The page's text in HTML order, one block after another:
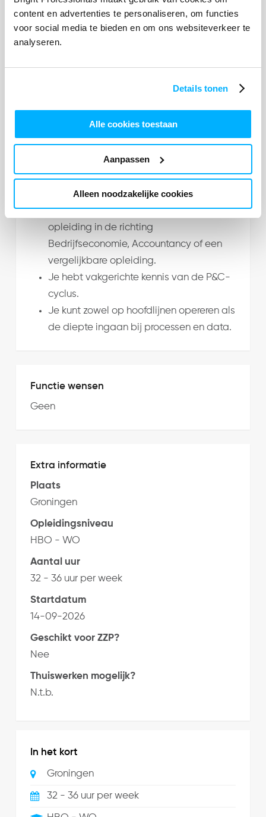
content en advertenties te personaliseren, om functies
voor social media te bieden en om ons websiteverkeer te
analyseren.
Details tonen
Alle cookies toestaan
Aanpassen
Alleen noodzakelijke cookies
manieren om minder te administreren en
meer te adviseren.
Je voelt je prettig bij een cultuur van lef,
Je bent een stevige adviespartner die
goed functioneert in een complexe en
politiek gevoelige omgeving; je kunt
prioriteren en werkt graag samen in
teamverband.
Je hebt minimaal 3 jaar relevante
werkervaring.
Je beschikt over een HBO- of WO-
opleiding in de richting
Bedrijfseconomie, Accountancy of een
vergelijkbare opleiding.
Je hebt vakgerichte kennis van de P&C-
cyclus.
Je kunt zowel op hoofdlijnen opereren als
de diepte ingaan bij processen en data.
Functie wensen
Geen
Extra informatie
Plaats
Groningen
Opleidingsniveau
HBO - WO
Aantal uur
32 - 36 uur per week
Startdatum
14-09-2026
Geschikt voor ZZP?
Nee
Thuiswerken mogelijk?
N.t.b.
In het kort
Groningen
32 - 36 uur per week